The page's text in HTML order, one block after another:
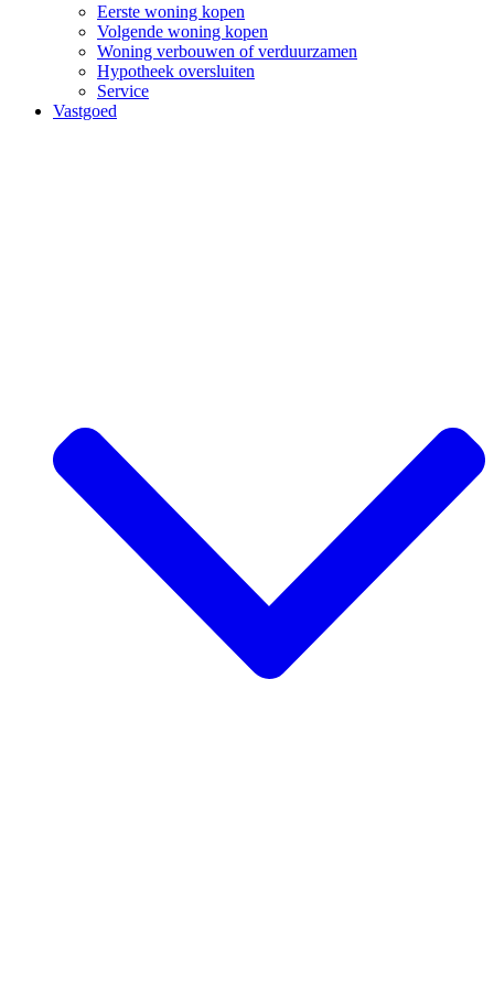
Eerste woning kopen
Volgende woning kopen
Woning verbouwen of verduurzamen
Hypotheek oversluiten
Service
Vastgoed